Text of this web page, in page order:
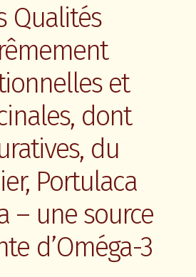
Qualités
et
dont
du
Portulaca
– une source
d’Oméga-3